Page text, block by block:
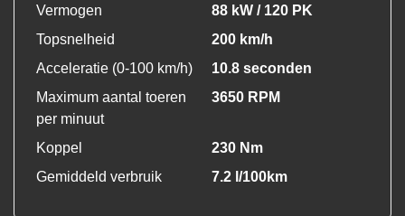
Vermogen
88 kW / 120 PK
Topsnelheid
200 km/h
Acceleratie (0-100 km/h)
10.8 seconden
Maximum aantal toeren
per minuut
3650 RPM
Koppel
230 Nm
Gemiddeld verbruik
7.2 l/100km